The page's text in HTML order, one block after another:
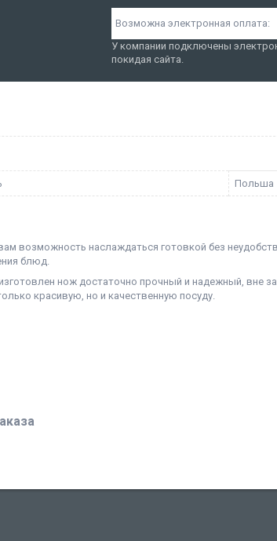
У компании подключены
покидая сайта.
Польша
возможность наслаждаться готовкой без
блюд.
нож достаточно прочный и надежный, вне
красивую, но и качественную посуду.